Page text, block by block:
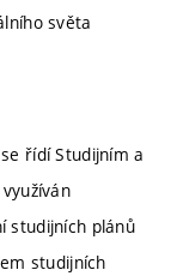
světa
řídí Studijním a
studijních plánů
studijních